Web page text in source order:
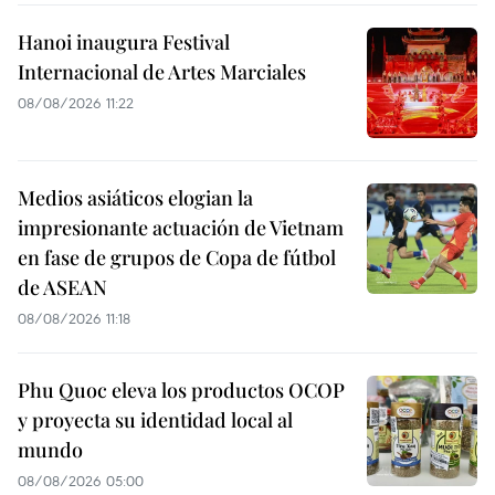
Hanoi inaugura Festival
Internacional de Artes Marciales
08/08/2026 11:22
Medios asiáticos elogian la
impresionante actuación de Vietnam
en fase de grupos de Copa de fútbol
de ASEAN
08/08/2026 11:18
Phu Quoc eleva los productos OCOP
y proyecta su identidad local al
mundo
08/08/2026 05:00